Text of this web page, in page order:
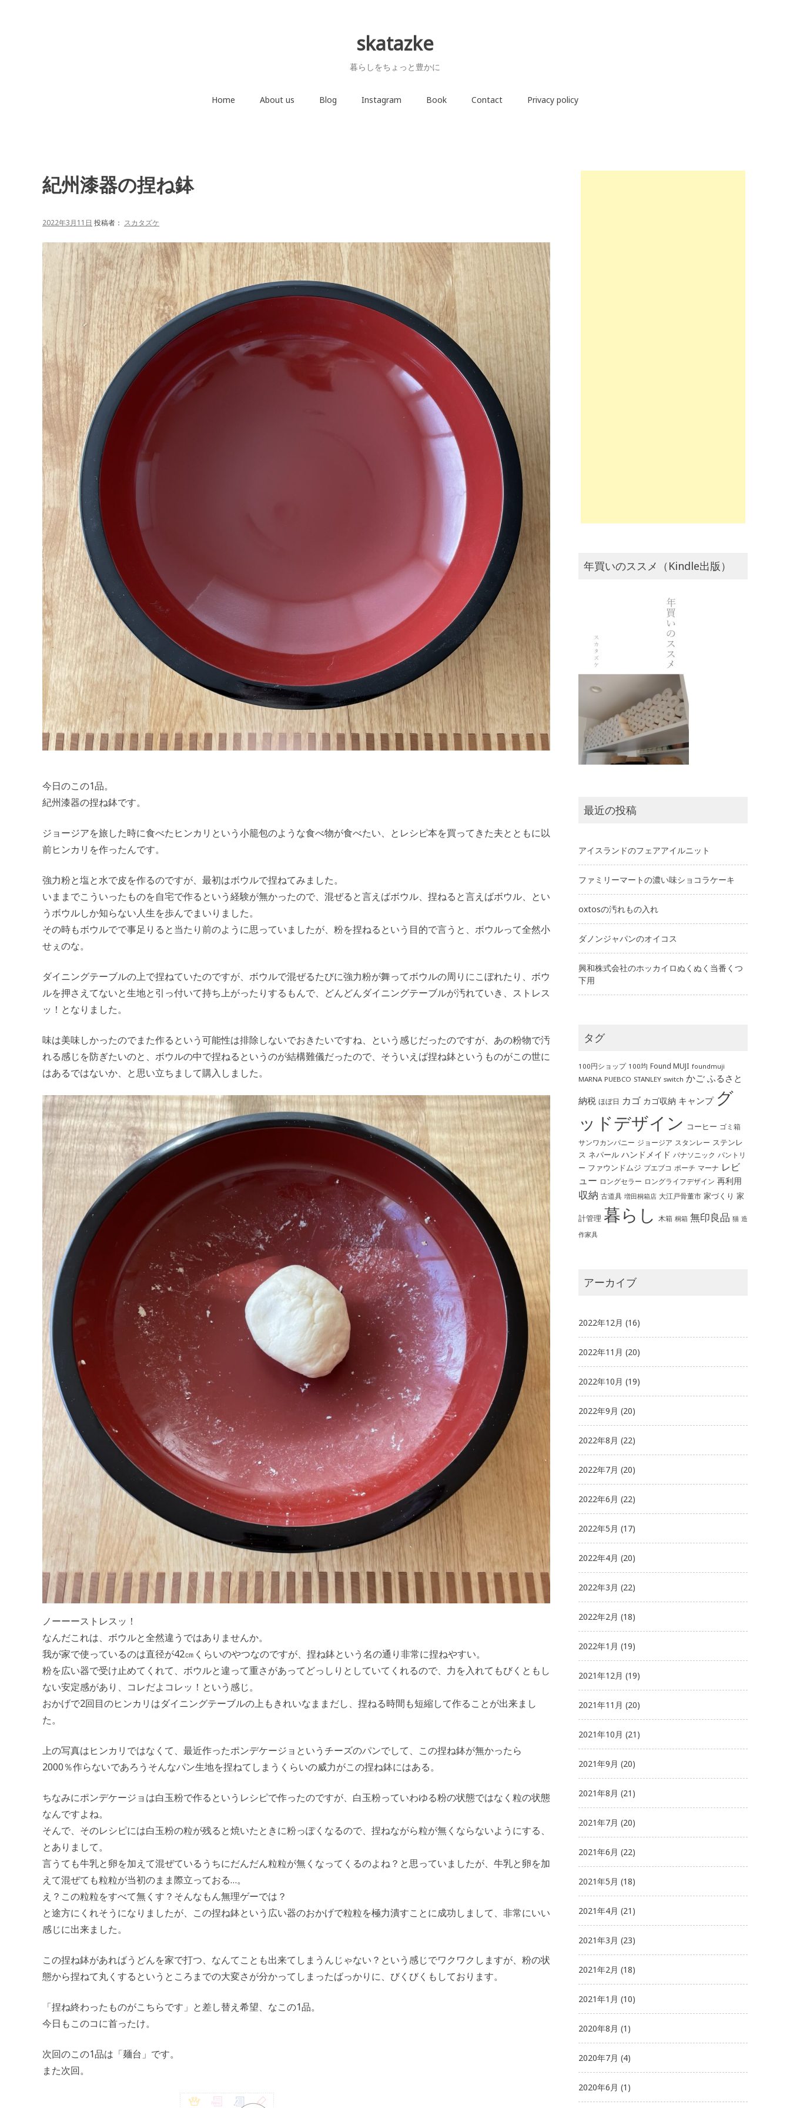
skatazke
暮らしをちょっと豊かに
Home About us Blog Instagram Book Contact Privacy policy
紀州漆器の捏ね鉢
2022年3月11日 投稿者： スカタズケ
今日のこの1品。
紀州漆器の捏ね鉢です。
ジョージアを旅した時に食べたヒンカリという小籠包のような食べ物が食べたい、とレシピ本を買ってきた夫とともに以
前ヒンカリを作ったんです。
強力粉と塩と水で皮を作るのですが、最初はボウルで捏ねてみました。
いままでこういったものを自宅で作るという経験が無かったので、混ぜると言えばボウル、捏ねると言えばボウル、とい
うボウルしか知らない人生を歩んでまいりました。
その時もボウルでで事足りると当たり前のように思っていましたが、粉を捏ねるという目的で言うと、ボウルって全然小
せぇのな。
ダイニングテーブルの上で捏ねていたのですが、ボウルで混ぜるたびに強力粉が舞ってボウルの周りにこぼれたり、ボウ
ルを押さえてないと生地と引っ付いて持ち上がったりするもんで、どんどんダイニングテーブルが汚れていき、ストレス
ッ！となりました。
味は美味しかったのでまた作るという可能性は排除しないでおきたいですね、という感じだったのですが、あの粉物で汚
れる感じを防ぎたいのと、ボウルの中で捏ねるというのが結構難儀だったので、そういえば捏ね鉢というものがこの世に
はあるではないか、と思い立ちまして購入しました。
ノーーーストレスッ！
なんだこれは、ボウルと全然違うではありませんか。
我が家で使っているのは直径が42㎝くらいのやつなのですが、捏ね鉢という名の通り非常に捏ねやすい。
粉を広い器で受け止めてくれて、ボウルと違って重さがあってどっしりとしていてくれるので、力を入れてもびくともし
ない安定感があり、コレだよコレッ！という感じ。
おかげで2回目のヒンカリはダイニングテーブルの上もきれいなままだし、捏ねる時間も短縮して作ることが出来まし
た。
上の写真はヒンカリではなくて、最近作ったポンデケージョというチーズのパンでして、この捏ね鉢が無かったら
2000％作らないであろうそんなパン生地を捏ねてしまうくらいの威力がこの捏ね鉢にはある。
ちなみにポンデケージョは白玉粉で作るというレシピで作ったのですが、白玉粉っていわゆる粉の状態ではなく粒の状態
なんですよね。
そんで、そのレシピには白玉粉の粒が残ると焼いたときに粉っぽくなるので、捏ねながら粒が無くならないようにする、
とありまして。
言うても牛乳と卵を加えて混ぜているうちにだんだん粒粒が無くなってくるのよね？と思っていましたが、牛乳と卵を加
えて混ぜても粒粒が当初のまま際立っておる…。
え？この粒粒をすべて無くす？そんなもん無理ゲーでは？
と途方にくれそうになりましたが、この捏ね鉢という広い器のおかげで粒粒を極力潰すことに成功しまして、非常にいい
感じに出来ました。
この捏ね鉢があればうどんを家で打つ、なんてことも出来てしまうんじゃない？という感じでワクワクしますが、粉の状
態から捏ねて丸くするというところまでの大変さが分かってしまったばっかりに、びくびくもしております。
「捏ね終わったものがこちらです」と差し替え希望、なこの1品。
今日もこのコに首ったけ。
次回のこの1品は「麺台」です。
また次回。
年買いのススメ（Kindle出版）
最近の投稿
アイスランドのフェアアイルニット
ファミリーマートの濃い味ショコラケーキ
oxtosの汚れもの入れ
ダノンジャパンのオイコス
興和株式会社のホッカイロぬくぬく当番くつ
下用
タグ
100円ショップ 100均 Found MUJI foundmuji
MARNA PUEBCO STANLEY switch かご ふるさと
納税 ほぼ日 カゴ カゴ収納 キャンプ グ
ッドデザイン コーヒー ゴミ箱
サンワカンパニー ジョージア スタンレー ステンレ
ス ネパール ハンドメイド パナソニック パントリ
ー ファウンドムジ プエブコ ポーチ マーナ レビ
ュー ロングセラー ロングライフデザイン 再利用
収納 古道具 増田桐箱店 大江戸骨董市 家づくり 家
計管理 暮らし 木箱 桐箱 無印良品 猫 造
作家具
アーカイブ
2022年12月 (16)
2022年11月 (20)
2022年10月 (19)
2022年9月 (20)
2022年8月 (22)
2022年7月 (20)
2022年6月 (22)
2022年5月 (17)
2022年4月 (20)
2022年3月 (22)
2022年2月 (18)
2022年1月 (19)
2021年12月 (19)
2021年11月 (20)
2021年10月 (21)
2021年9月 (20)
2021年8月 (21)
2021年7月 (20)
2021年6月 (22)
2021年5月 (18)
2021年4月 (21)
2021年3月 (23)
2021年2月 (18)
2021年1月 (10)
2020年8月 (1)
2020年7月 (4)
2020年6月 (1)